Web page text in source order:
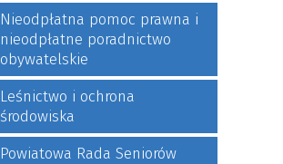
Nieodpłatna pomoc prawna i
nieodpłatne poradnictwo
obywatelskie
Leśnictwo i ochrona
środowiska
Powiatowa Rada Seniorów